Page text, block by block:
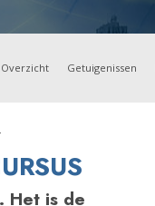
Overzicht Getuigenissen
Het is de